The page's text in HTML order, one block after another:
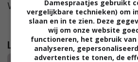
WikiHow.nl
Lees verder...
Damespraatjes gebruikt
vergelijkbare technieken) om
slaan en in te zien. Deze
wij om onze website
functioneren, het gebruik
analyseren,
advertenties te tonen, de